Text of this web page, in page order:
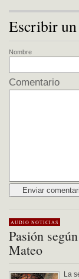
Escribir
Nombre
Comentario
AUDIO NOTICIAS
Pasión
Mateo
La